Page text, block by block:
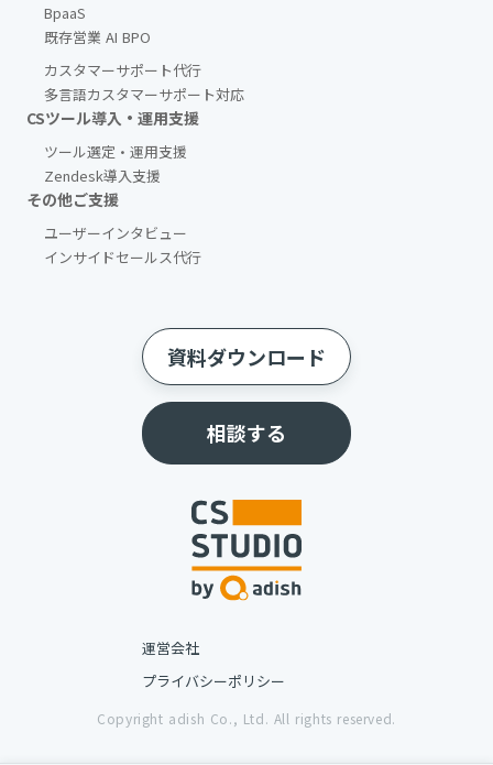
BpaaS​
既存営業 AI BPO
カスタマーサポート代行
多言語カスタマーサポート対応
CSツール導入・運用支援
ツール選定・運用支援
Zendesk導入支援
その他ご支援​
ユーザーインタビュー
インサイドセールス代行
資料ダウンロード
相談する
運営会社
プライバシーポリシー
Copyright adish Co., Ltd. All rights reserved.